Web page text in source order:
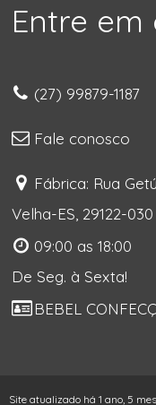
Entre
(27) 99879-1187
Fale conosco
Fábrica: Rua
Velha-ES, 29122-030
09:00 as 18:00
De Seg. à Sexta!
BEBEL
Site atualizado há 1 ano, 5